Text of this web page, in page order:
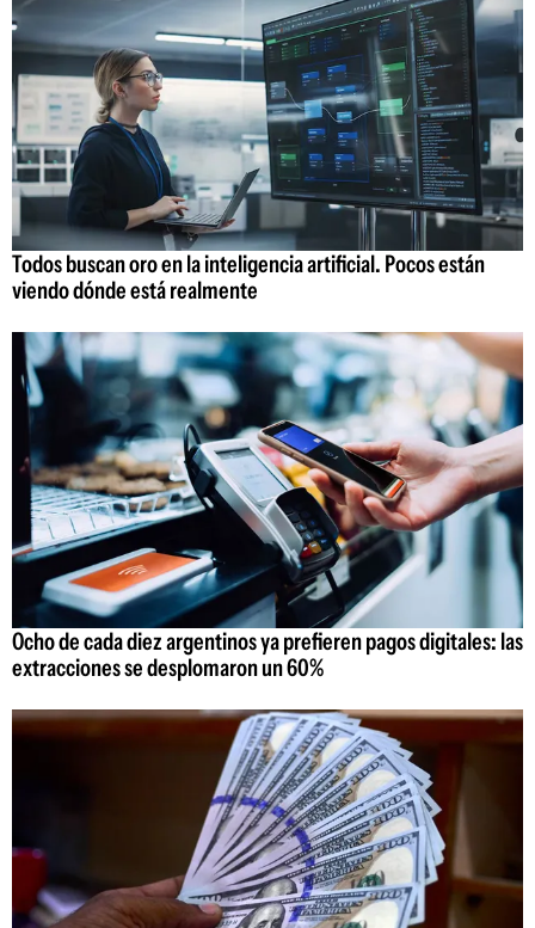
Todos buscan oro en la inteligencia artificial. Pocos están
viendo dónde está realmente
Ocho de cada diez argentinos ya prefieren pagos digitales: las
extracciones se desplomaron un 60%